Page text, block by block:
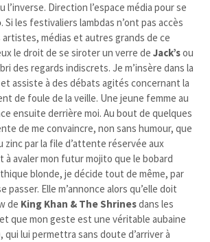
l’inverse. Direction l’espace média pour se
. Si les festivaliers lambdas n’ont pas accès
médias et autres grands de ce
le droit de se siroter un verre de Jack’sou
des regards indiscrets. Je m’insère dans la
assiste à des débats agités concernant la
de foule de la veille. Une jeune femme au
ensuite derrière moi. Au bout de quelques
de me convaincre, non sans humour, que
zinc par la file d’attente réservée aux
à avaler mon futur mojito que le bobard
blonde, je décide tout de même, par
passer. Elle m’annonce alors qu’elle doit
de King Khan & The Shrinesdans les
que mon geste est une véritable aubaine
qui lui permettra sans doute d’arriver à